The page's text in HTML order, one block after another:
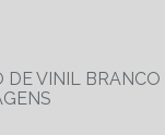
DE VINIL BRANCO